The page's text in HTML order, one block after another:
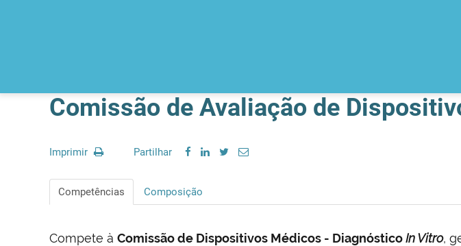
Comissão de Avaliação de
Imprimir Partilhar
Competências Composição
Compete à Comissão de Dispositivos Médicos - DiagnósticoIn Vitro,